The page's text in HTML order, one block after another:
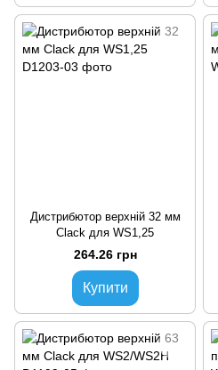
Дистрибютор верхній 32 мм
Clack для WS1,25
264.26 грн
Купити